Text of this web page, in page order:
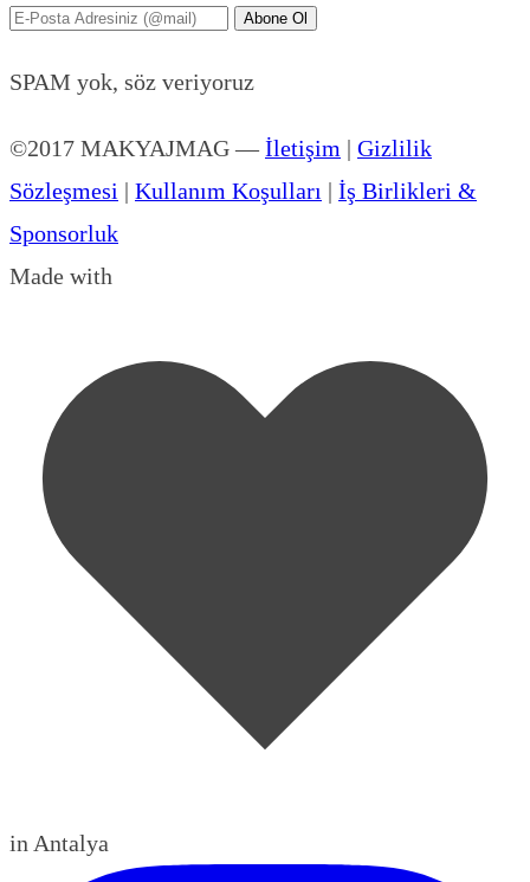
Abone Ol
SPAM yok, söz veriyoruz
©2017 MAKYAJMAG — İletişim | Gizlilik
Sözleşmesi | Kullanım Koşulları | İş Birlikleri &
Sponsorluk
Made with
in Antalya